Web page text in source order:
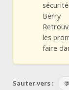
Berry.
les
faire
Sauter vers :